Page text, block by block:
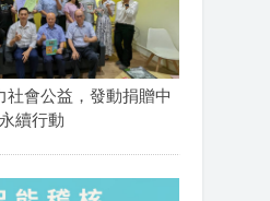
社會公益，發動捐贈中
續行動